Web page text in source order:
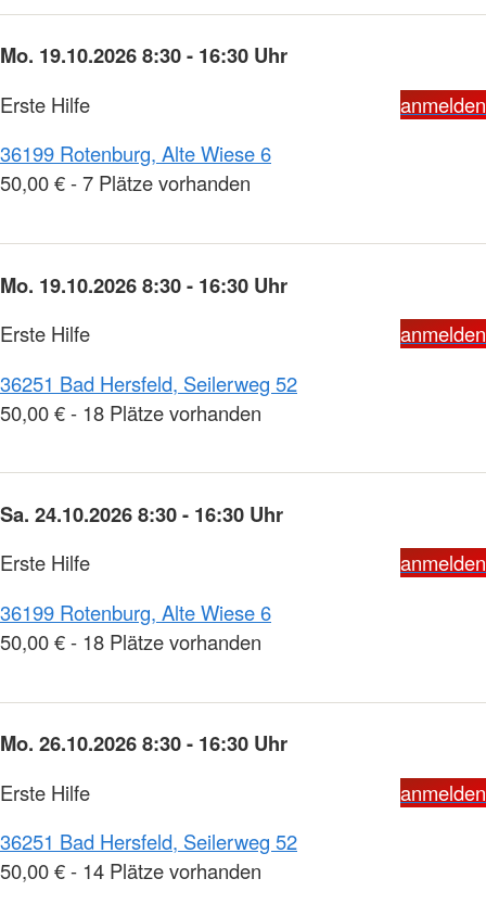
Mo. 19.10.2026 8:30 - 16:30 Uhr
Erste Hilfe
anmelden
36199 Rotenburg, Alte Wiese 6
50,00 € - 7 Plätze vorhanden
Mo. 19.10.2026 8:30 - 16:30 Uhr
Erste Hilfe
anmelden
36251 Bad Hersfeld, Seilerweg 52
50,00 € - 18 Plätze vorhanden
Sa. 24.10.2026 8:30 - 16:30 Uhr
Erste Hilfe
anmelden
36199 Rotenburg, Alte Wiese 6
50,00 € - 18 Plätze vorhanden
Mo. 26.10.2026 8:30 - 16:30 Uhr
Erste Hilfe
anmelden
36251 Bad Hersfeld, Seilerweg 52
50,00 € - 14 Plätze vorhanden